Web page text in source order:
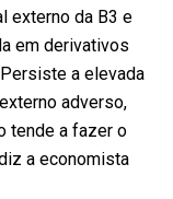
externo da B3 e
em derivativos
a elevada
adverso,
tende a fazer o
a economista